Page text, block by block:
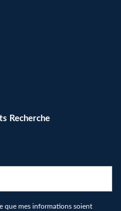
Recherche
que mes informations soient